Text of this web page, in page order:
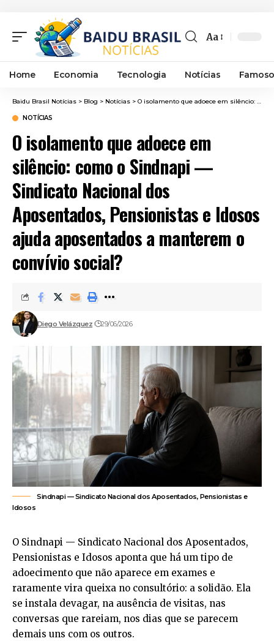
Font
Resizer
Aa
Home Economia Tecnologia Notícias
Baidu Brasil Notícias > Blog > Notícias > O isolamento que adoece em silêncio: como o Sindnapi — Sindicato Nacional dos Aposentados, Pensionistas e Idosos ajuda aposentados a manterem o convívio social?
NOTÍCIAS
O isolamento que adoece em
silêncio: como o Sindnapi —
Sindicato Nacional dos
Aposentados, Pensionistas e Idosos
ajuda aposentados a manterem o
convívio social?
Diego Velázquez 29/06/2026
Sindnapi — Sindicato Nacional dos Aposentados, Pensionistas e
Idosos
O Sindnapi — Sindicato Nacional dos Aposentados,
Pensionistas e Idosos aponta que há um tipo de
adoecimento que não aparece em exames e
raramente vira queixa no consultório: a solidão. Ela
se instala devagar, na ausência de visitas, nas
conversas que rareiam, nos dias que se parecem
demais uns com os outros.